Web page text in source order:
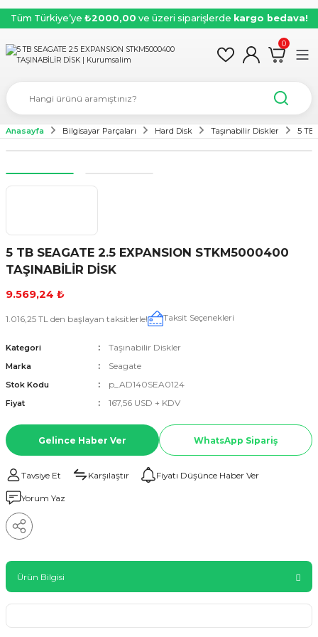
Tüm Türkiye’ye ₺2000,00 ve üzeri siparişlerde kargo bedava!
0
Anasayfa Bilgisayar Parçaları Hard Disk Taşınabilir Diskler 5 TB
5 TB SEAGATE 2.5 EXPANSION STKM5000400
TAŞINABİLİR DİSK
9.569,24 ₺
1.016,25 TL den başlayan taksitlerle! Taksit Seçenekleri
Kategori Taşınabilir Diskler
Marka Seagate
Stok Kodu p_AD140SEA0124
Fiyat 167,56 USD + KDV
Gelince Haber Ver WhatsApp Sipariş
Tavsiye Et Karşılaştır Fiyatı Düşünce Haber Ver
Yorum Yaz
Ürün Bilgisi